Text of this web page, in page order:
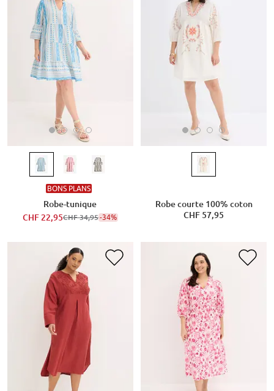
BONS PLANS
Robe-tunique
CHF 22,95CHF 34,95-34%
Robe courte 100% coton
CHF 57,95